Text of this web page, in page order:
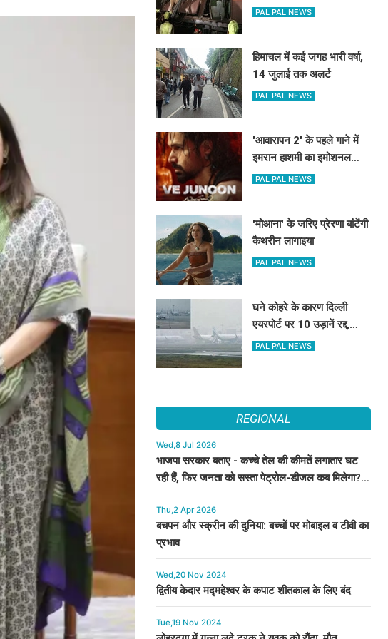
दहल गई मुंबई, 189 की मौत
PAL PAL NEWS
हिमाचल में कई जगह भारी वर्षा,
14 जुलाई तक अलर्ट
PAL PAL NEWS
'आवारापन 2' के पहले गाने में
इमरान हाशमी का इमोशनल
अवतार
PAL PAL NEWS
'मोआना' के जरिए प्रेरणा बांटेंगी
कैथरीन लागाइया
PAL PAL NEWS
घने कोहरे के कारण दिल्ली
एयरपोर्ट पर 10 उड़ानें रद्द,
270 से अधिक में देरी
PAL PAL NEWS
REGIONAL
Wed,8 Jul 2026
भाजपा सरकार बताए - कच्चे तेल की कीमतें लगातार घट
रही हैं, फिर जनता को सस्ता पेट्रोल-डीजल कब मिलेगा? :
कुमारी सैलजा
Thu,2 Apr 2026
बचपन और स्क्रीन की दुनिया: बच्चों पर मोबाइल व टीवी का
प्रभाव
Wed,20 Nov 2024
द्वितीय केदार मद्महेश्वर के कपाट शीतकाल के लिए बंद
Tue,19 Nov 2024